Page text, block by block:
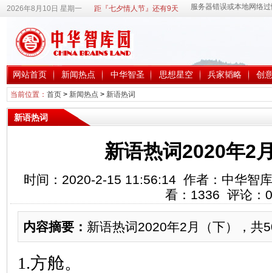
2026年8月10日 星期一 距『七夕情人节』还有9天
网站首页 新闻热点 中华智圣 思想星空 兵家韬略 创
当前位置： 首页> 新闻热点 > 新语热词
新语热词
新语热词2020年2
时间：2020-2-15 11:56:14 作者：中华智
看： 1336 评论： 0
内容摘要： 新语热词2020年2月（下），共
1.方舱。